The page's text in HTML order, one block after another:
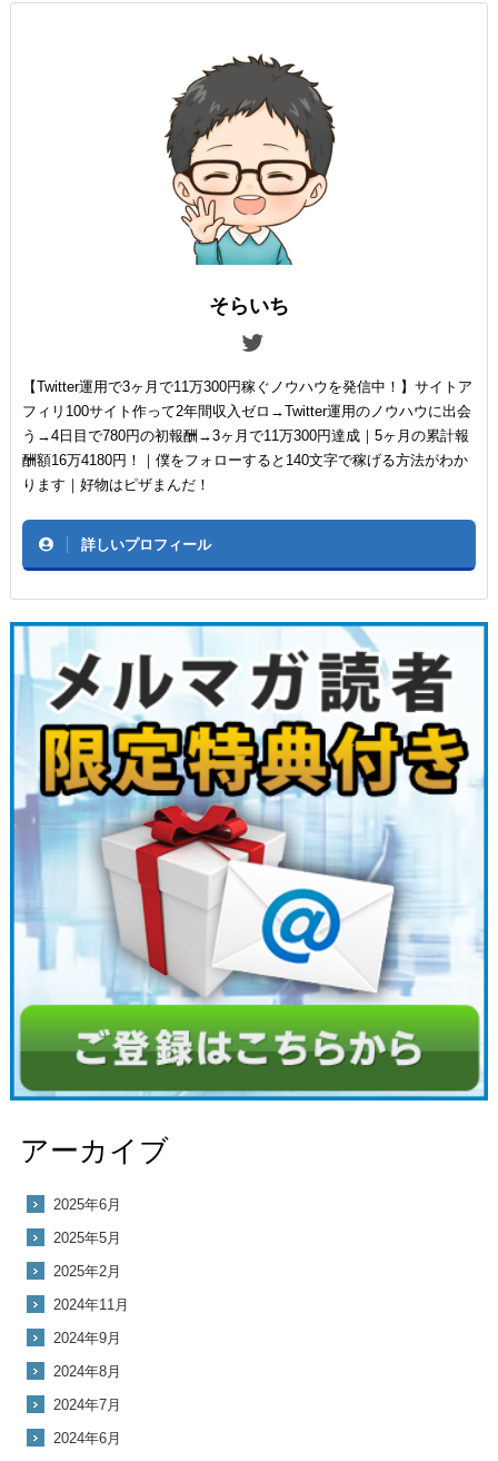
そらいち
【Twitter運用で3ヶ月で11万300円稼ぐノウハウを発信中！】サイトア
フィリ100サイト作って2年間収入ゼロ→Twitter運用のノウハウに出会
う→4日目で780円の初報酬→3ヶ月で11万300円達成｜5ヶ月の累計報
酬額16万4180円！｜僕をフォローすると140文字で稼げる方法がわか
ります｜好物はピザまんだ！
詳しいプロフィール
アーカイブ
2025年6月
2025年5月
2025年2月
2024年11月
2024年9月
2024年8月
2024年7月
2024年6月